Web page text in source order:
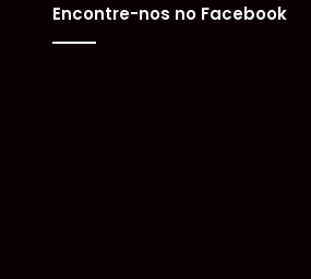
Encontre-nos no Facebook